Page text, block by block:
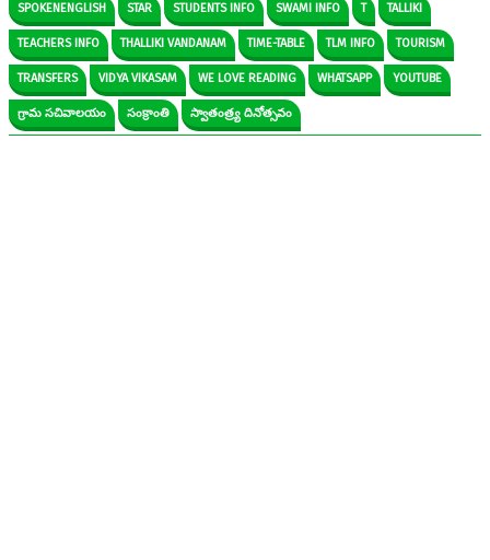
SPOKENENGLISH STAR STUDENTS INFO SWAMI INFO T TALLIKI
TEACHERS INFO THALLIKI VANDANAM TIME-TABLE TLM INFO TOURISM
TRANSFERS VIDYA VIKASAM WE LOVE READING WHATSAPP YOUTUBE
గ్రామ సచివాలయం సంక్రాంతి స్వాతంత్ర్య దినోత్సవం